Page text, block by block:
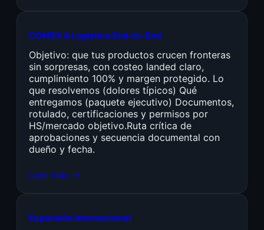
COMEX & Logística End-to-End
Objetivo: que tus productos crucen fronteras
sin sorpresas, con costeo landed claro,
cumplimiento 100% y margen protegido. Lo
que resolvemos (dolores típicos) Qué
entregamos (paquete ejecutivo) Documentos,
rotulado, certificaciones y permisos por
HS/mercado objetivo.Ruta crítica de
aprobaciones y secuencia documental con
dueño y fecha.
Leer más →
Expansión Internacional